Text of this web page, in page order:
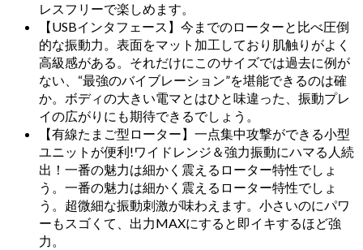
レスフリーで楽しめます。
【USBインタフェース】今までのローターと比べ圧倒
的な振動力。表面をマット加工しており肌触りがよく
高級感がある。それだけにこのサイズでは過去に例が
ない、“最強のバイブレーション”を堪能できるのは確
か。ボディの大きい電マとはひと味違った、振動プレ
イの広がりにも期待できるでしょう。
【有線たまご型ローター】一点集中攻撃ができる小型
ユニットが便利!ワイドレンジ＆強力振動にハマる人続
出！一番の魅力は細かく震えるローター特性でしょ
う。一番の魅力は細かく震えるローター特性でしょ
う。超微細な振動刺激が味わえます。小さいのにパワ
ーもスゴくて、出力MAXにすると即イキするほど強
力。